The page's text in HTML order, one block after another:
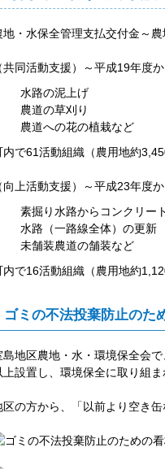
地・水保全管理支払交付金～
共同活動支援）～平成19年度
水路の泥上げ
農道の草刈り
農道への花の植栽など
内で61活動組織（農用地約
向上活動支援）～平成23年度
素掘り水路からコンクリー
水路（一路線全体）の更新
未舗装農道の舗装など
内で16活動組織（農用地約
ゴミの不法投棄防止のた
島地区農地・水・環境保全会
上設置し、環境保全に取り組ま
区の方から、「以前より空き